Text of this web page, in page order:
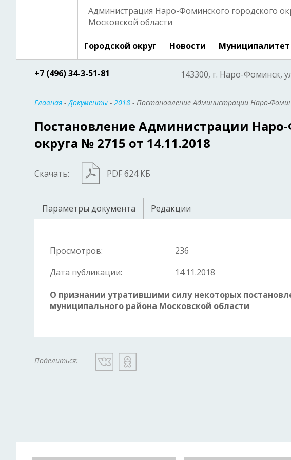
Администрация Наро-Фоминского городского
Московской области
Городской округ Новости Муниципалитет
+7 (496) 34-3-51-81 143300, г. Наро-Фоминск,
Главная -Документы - 2018 - Постановление Администрации Наро-
Постановление Администрации
округа № 2715 от 14.11.2018
Скачать: PDF 624 КБ
Параметры документа Редакции
Просмотров:
236
Дата публикации:
14.11.2018
О признании утратившими силу некоторых
муниципального района Московской области
Поделиться: